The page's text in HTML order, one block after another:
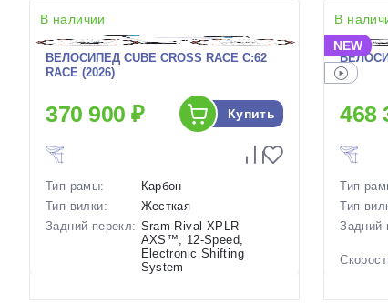
В наличии
ВЕЛОСИПЕД CUBE CROSS RACE C:62
RACE (2026)
370 900 ₽ Купить
Тип рамы:
Карбон
Тип вилки:
Жесткая
Задний перекл: Sram Rival XPLR
AXS™, 12-Speed,
Electronic Shifting
System
В
NEW
468
Тип
Тип
Задний